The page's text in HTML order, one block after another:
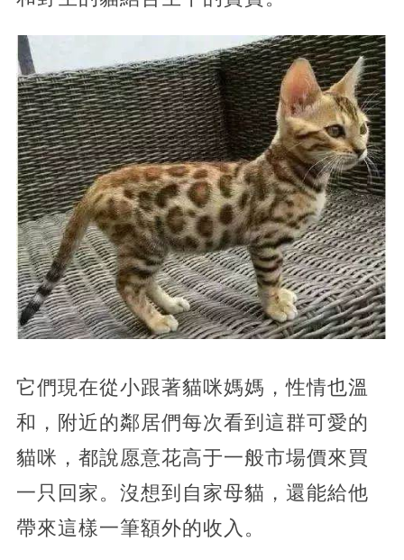
它們現在從小跟著貓咪媽媽，性情也溫
和，附近的鄰居們每次看到這群可愛的
貓咪，都說愿意花高于一般市場價來買
一只回家。沒想到自家母貓，還能給他
帶來這樣一筆額外的收入。